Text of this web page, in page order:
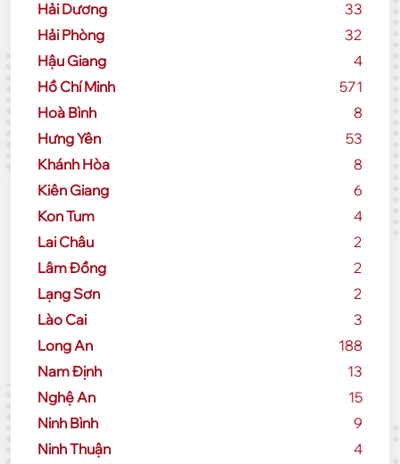
Hải Dương
33
Hải Phòng
32
Hậu Giang
4
Hồ Chí Minh
571
Hoà Bình
8
Hưng Yên
53
Khánh Hòa
8
Kiên Giang
6
Kon Tum
4
Lai Châu
2
Lâm Đồng
2
Lạng Sơn
2
Lào Cai
3
Long An
188
Nam Định
13
Nghệ An
15
Ninh Bình
9
Ninh Thuận
4